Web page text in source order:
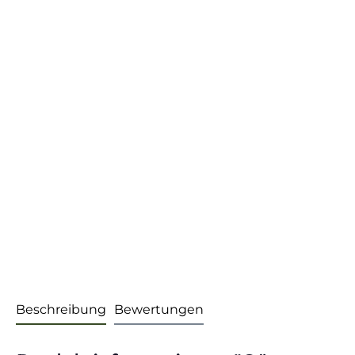
Beschreibung Bewertungen